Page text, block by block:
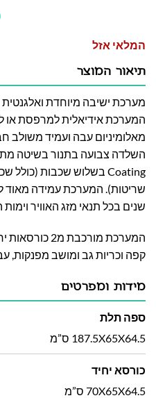
המלאי אזל
תיאור המוצר
מערכת ישיבה מיוחדת ואלגנטית
המערכת אידיאלית למרפסת או
מאלומיניום עבה ועמיד משולב
שנים בכל תנאי מזג האוויר
המערכת
קפה וכריות גב ומושב מפנקות,
מידות ומפרטים
ספה תלת
187.5X65X64.5 ס”מ
כורסא יחיד
70X65X64.5 ס”מ